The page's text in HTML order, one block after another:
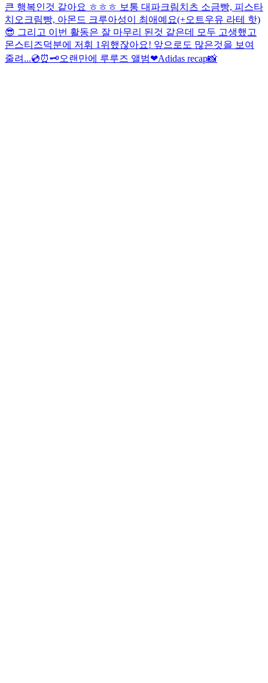
큰 행복인것 같아요 ㅎㅎㅎ 보통 대파크림치츠 소금빵, 피스타
치오크림빵, 아몬드 크루아성이 최애예요(+오트우유 라테 핫)
😎 그리고 이번 활동은 잘 마무리 된것 같은데 모두 고생했고
몬스티즈덕분에 저휘 1위했잖아요! 앞으로도 많은것을 보여
줄려...💿⏰🗝️오랜만에 루루즈 앨범❤︎Adidas recap📸